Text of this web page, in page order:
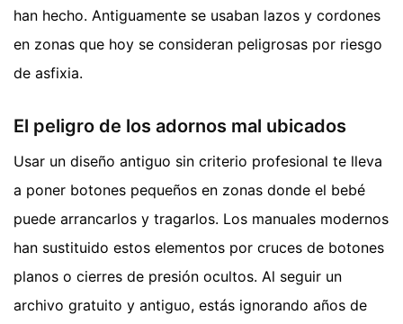
han hecho. Antiguamente se usaban lazos y cordones
en zonas que hoy se consideran peligrosas por riesgo
de asfixia.
El peligro de los adornos mal ubicados
Usar un diseño antiguo sin criterio profesional te lleva
a poner botones pequeños en zonas donde el bebé
puede arrancarlos y tragarlos. Los manuales modernos
han sustituido estos elementos por cruces de botones
planos o cierres de presión ocultos. Al seguir un
archivo gratuito y antiguo, estás ignorando años de